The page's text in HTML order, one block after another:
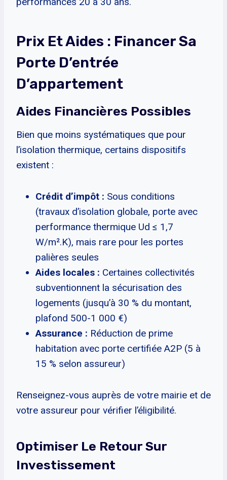
Prix Et Aides : Financer Sa
Porte D’entrée
D’appartement
Aides Financières Possibles
Bien que moins systématiques que pour
l’isolation thermique, certains dispositifs
existent :
Crédit d’impôt : Sous conditions
(travaux d’isolation globale, porte avec
performance thermique Ud ≤ 1,7
W/m².K), mais rare pour les portes
palières seules
Aides locales : Certaines collectivités
subventionnent la sécurisation des
logements (jusqu’à 30 % du montant,
plafond 500-1 000 €)
Assurance : Réduction de prime
habitation avec porte certifiée A2P (5 à
15 % selon assureur)
Renseignez-vous auprès de votre mairie et de
votre assureur pour vérifier l’éligibilité.
Optimiser Le Retour Sur
Investissement